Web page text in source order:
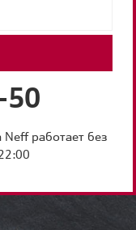
50
работает без